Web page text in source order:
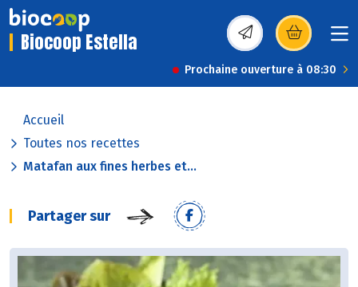
Biocoop Estella (s’ouvre dans une
Prochaine ouverture à 08:30
Accueil
Toutes nos recettes
Matafan aux fines herbes et...
Partager sur